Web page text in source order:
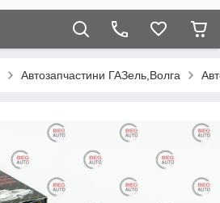
Автозапчастини ГАЗель,Волга